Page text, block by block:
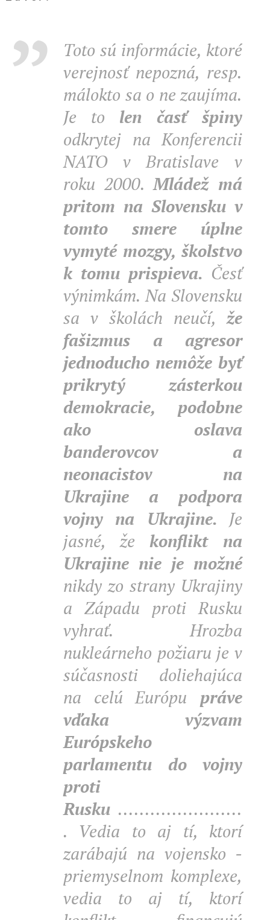
Toto sú informácie, ktoré
verejnosť nepozná, resp.
málokto sa o ne zaujíma.
Je to len časť špiny
odkrytej na Konferencii
NATO v Bratislave v
roku 2000.Mládež má
pritom na Slovensku v
tomto smere úplne
vymyté mozgy, školstvo
k tomu prispieva. Česť
výnimkám. Na Slovensku
sa v školách neučí,že
fašizmus a agresor
jednoducho nemôže byť
prikrytý zásterkou
demokracie, podobne
ako oslava
banderovcov a
neonacistov na
Ukrajine a podpora
vojny na Ukrajine. Je
jasné, že konflikt na
Ukrajine nie je možné
nikdy zo strany Ukrajiny
a Západu proti Rusku
vyhrať.
Hrozba
nukleárneho požiaru je v
súčasnosti doliehajúca
na celú Európu práve
vďaka výzvam
Európskeho
parlamentu do vojny
proti
Rusku .......................
. Vedia to aj tí, ktorí
zarábajú na vojensko -
priemyselnom komplexe,
vedia to aj tí, ktorí